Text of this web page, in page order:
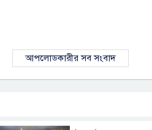
আপলোডকারীর সব সংবাদ